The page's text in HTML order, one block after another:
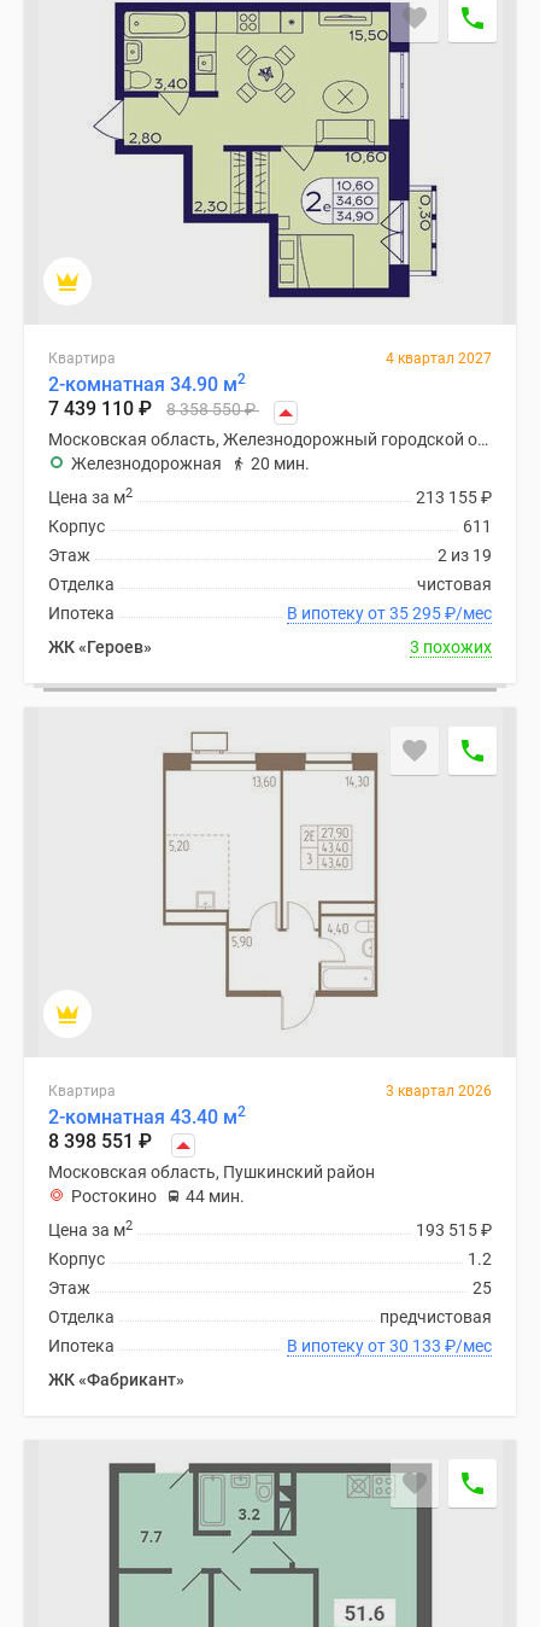
застройщиком
Москве
премиум-
класса
Новостройки
бизнес-
класса
Рассрочка
Траншевая
ипотека
коттеджи
Коттеджные
поселки
лесу
Коттеджные
поселки
водоема
Коттеджные
поселки
ипотеку
Бизнес-
центры
Коттеджи
Квартира 4 квартал 2027
2-комнатная 34.90 м2
7 439 110 ₽ 8 358 550₽
Московская область, Железнодорожный городской округ
Железнодорожная
20 мин.
213 155₽
Цена за м2
611
Корпус
2 из 19
Этаж
чистовая
Отделка
В ипотеку от 35 295₽/мес
Ипотека
ЖК «Героев»
3 похожих
Квартира 3 квартал 2026
2-комнатная 43.40 м2
8 398 551 ₽
Московская область, Пушкинский район
Ростокино
44 мин.
193 515₽
Цена за м2
1.2
Корпус
25
Этаж
предчистовая
Отделка
В ипотеку от 30 133 ₽/мес
Ипотека
ЖК «Фабрикант»